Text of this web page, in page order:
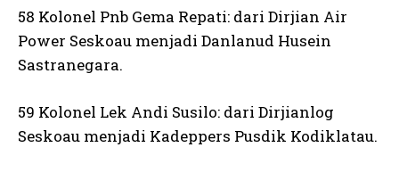
58 Kolonel Pnb Gema Repati: dari Dirjian Air
Power Seskoau menjadi Danlanud Husein
Sastranegara.
59 Kolonel Lek Andi Susilo: dari Dirjianlog
Seskoau menjadi Kadeppers Pusdik Kodiklatau.